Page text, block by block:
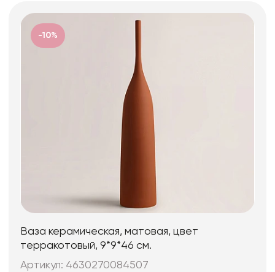
-10%
Ваза керамическая, матовая, цвет
терракотовый, 9*9*46 см.
Артикул: 4630270084507